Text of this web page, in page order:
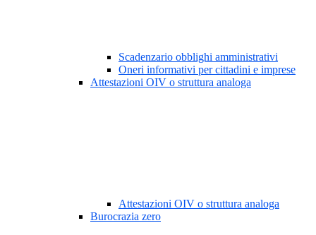
Scadenzario obblighi amministrativi
Oneri informativi per cittadini e imprese
Attestazioni OIV o struttura analoga
Attestazioni OIV o struttura analoga
Burocrazia zero